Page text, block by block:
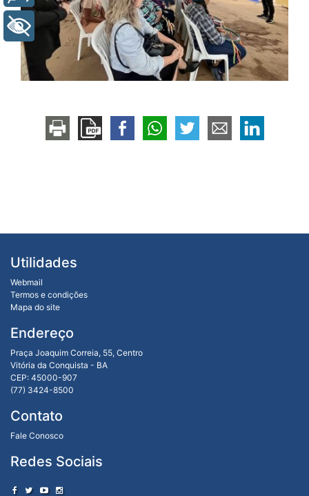
Utilidades
Webmail
Termos e condições
Mapa do site
Endereço
Praça Joaquim Correia, 55, Centro
Vitória da Conquista - BA
CEP: 45000-907
(77) 3424-8500
Contato
Fale Conosco
Redes Sociais
+ Acessibilidade